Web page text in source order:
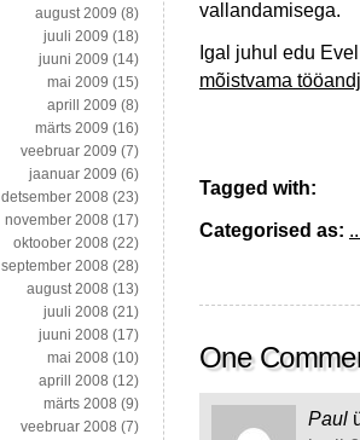
vallandamisega.
Igal juhul edu
mõistvama
Tagged with:
Categorised as:
One
Paul
august 2009 (8)
juuli 2009 (18)
juuni 2009 (14)
mai 2009 (15)
aprill 2009 (8)
märts 2009 (16)
veebruar 2009 (7)
jaanuar 2009 (6)
detsember 2008 (23)
november 2008 (17)
oktoober 2008 (22)
september 2008 (28)
august 2008 (13)
juuli 2008 (21)
juuni 2008 (17)
mai 2008 (10)
aprill 2008 (12)
märts 2008 (9)
veebruar 2008 (7)